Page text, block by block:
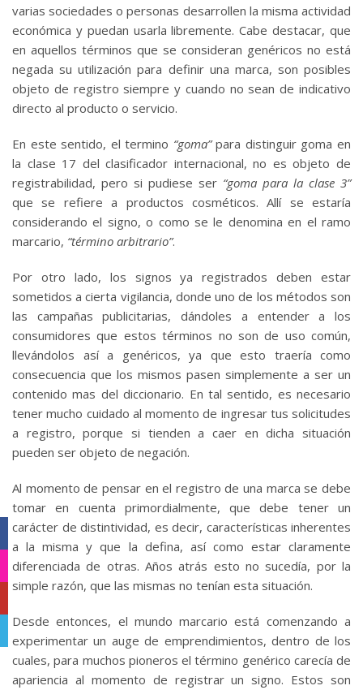
varias sociedades o personas desarrollen la misma actividad
económica y puedan usarla libremente. Cabe destacar, que
en aquellos términos que se consideran genéricos no está
negada su utilización para definir una marca, son posibles
objeto de registro siempre y cuando no sean de indicativo
directo al producto o servicio.
En este sentido, el termino “goma”para distinguir goma en
la clase 17 del clasificador internacional, no es objeto de
registrabilidad, pero si pudiese ser “goma para la clase 3”
que se refiere a productos cosméticos. Allí se estaría
considerando el signo, o como se le denomina en el ramo
marcario, “término arbitrario”.
Por otro lado, los signos ya registrados deben estar
sometidos a cierta vigilancia, donde uno de los métodos son
las campañas publicitarias, dándoles a entender a los
consumidores que estos términos no son de uso común,
llevándolos así a genéricos, ya que esto traería como
consecuencia que los mismos pasen simplemente a ser un
contenido mas del diccionario. En tal sentido, es necesario
tener mucho cuidado al momento de ingresar tus solicitudes
a registro, porque si tienden a caer en dicha situación
pueden ser objeto de negación.
Al momento de pensar en el registro de una marca se debe
tomar en cuenta primordialmente, que debe tener un
carácter de distintividad, es decir, características inherentes
a la misma y que la defina, así como estar claramente
diferenciada de otras. Años atrás esto no sucedía, por la
simple razón, que las mismas no tenían esta situación.
Desde entonces, el mundo marcario está comenzando a
experimentar un auge de emprendimientos, dentro de los
cuales, para muchos pioneros el término genérico carecía de
apariencia al momento de registrar un signo. Estos son
Facebook
Instagram
YouTube
Telegram